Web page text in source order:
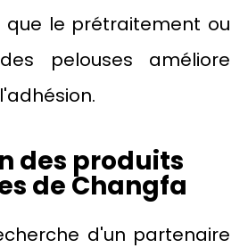
que le prétraitement ou
pelouses améliore
des produits
de Changfa
d'un partenaire